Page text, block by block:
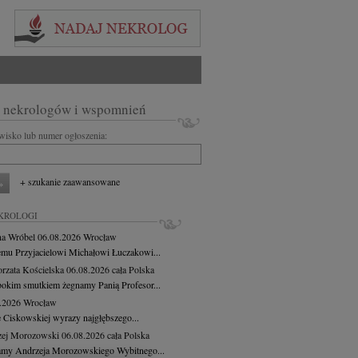
nekrologów i wspomnień
lub numer ogłoszenia:
+ szukanie zaawansowane
Wróbel 06.08.2026Wrocław
Przyjacielowi Michałowi Łuczakowi...
Kościelska06.08.2026cała Polska
smutkiem żegnamy Panią Profesor...
Wrocław
Ciskowskiej wyrazy najgłębszego...
Morozowski 06.08.2026cała Polska
Andrzeja Morozowskiego Wybitnego...